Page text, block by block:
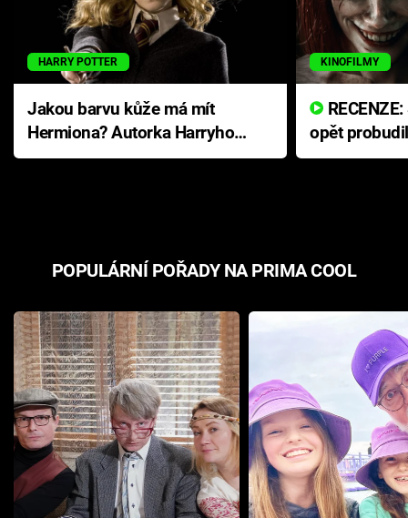
HARRY POTTER
Jakou barvu kůže má mít
Hermiona? Autorka Harryho
Pottera přišla s ráznou
KINOFILMY
opět
přichází s
POPULÁRNÍ POŘADY NA PRIMA COOL